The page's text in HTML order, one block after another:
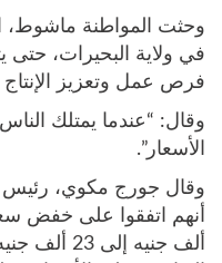
وحثت المواطنة ماشوط،
في ولاية البحيرات،
فرص عمل وتعزيز الإنتاج
وقال: “عندما يمتلك
الأسعار”.
وقال جورج مكوي، رئيس
ألف جنيه